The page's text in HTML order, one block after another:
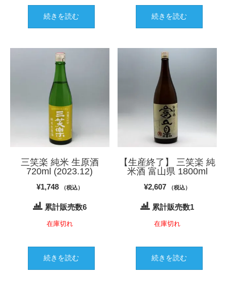
続きを読む 続きを読む
三笑楽 純米 生原酒
720ml (2023.12)
¥1,748 （税込）
累計販売数6
在庫切れ
続きを読む
【生産終了】 三笑楽 純
米酒 富山県 1800ml
¥2,607 （税込）
累計販売数1
在庫切れ
続きを読む